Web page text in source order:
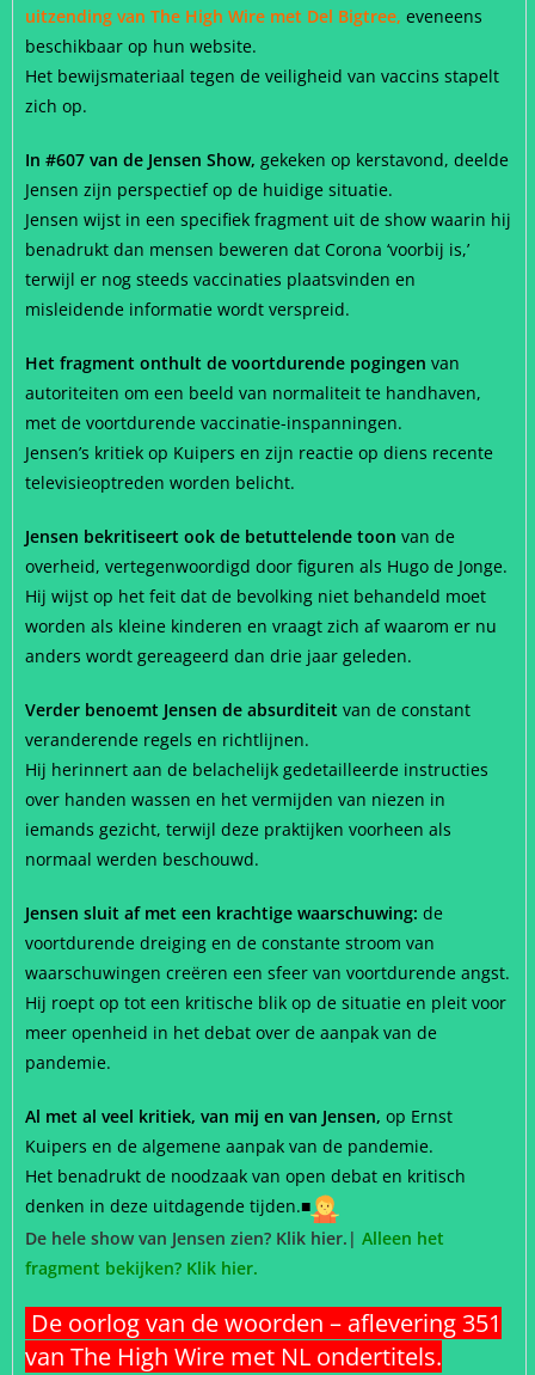
uitzending van The High Wire met Del Bigtree, eveneens
beschikbaar op hun website.
Het bewijsmateriaal tegen de veiligheid van vaccins stapelt
zich op.
In #607 van de Jensen Show, gekeken op kerstavond, deelde
Jensen zijn perspectief op de huidige situatie.
Jensen wijst in een specifiek fragment uit de show waarin hij
benadrukt dan mensen beweren dat Corona ‘voorbij is,’
terwijl er nog steeds vaccinaties plaatsvinden en
misleidende informatie wordt verspreid.
Het fragment onthult de voortdurende pogingen van
autoriteiten om een beeld van normaliteit te handhaven,
met de voortdurende vaccinatie-inspanningen.
Jensen’s kritiek op Kuipers en zijn reactie op diens recente
televisieoptreden worden belicht.
Jensen bekritiseert ook de betuttelende toon van de
overheid, vertegenwoordigd door figuren als Hugo de Jonge.
Hij wijst op het feit dat de bevolking niet behandeld moet
worden als kleine kinderen en vraagt zich af waarom er nu
anders wordt gereageerd dan drie jaar geleden.
Verder benoemt Jensen de absurditeit van de constant
veranderende regels en richtlijnen.
Hij herinnert aan de belachelijk gedetailleerde instructies
over handen wassen en het vermijden van niezen in
iemands gezicht, terwijl deze praktijken voorheen als
normaal werden beschouwd.
Jensen sluit af met een krachtige waarschuwing: de
voortdurende dreiging en de constante stroom van
waarschuwingen creëren een sfeer van voortdurende angst.
Hij roept op tot een kritische blik op de situatie en pleit voor
meer openheid in het debat over de aanpak van de
pandemie.
Al met al veel kritiek, van mij en van Jensen, op Ernst
Kuipers en de algemene aanpak van de pandemie.
Het benadrukt de noodzaak van open debat en kritisch
denken in deze uitdagende tijden.■
De hele show van Jensen zien? Klik hier.| Alleen het
fragment bekijken? Klik hier.
De oorlog van de woorden – aflevering 351
van The High Wire met NL ondertitels.